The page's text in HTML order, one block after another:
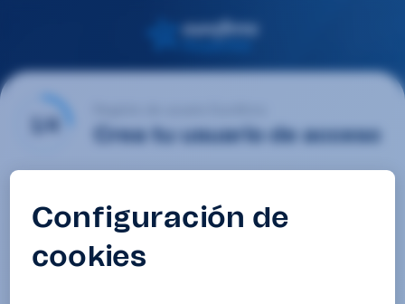
1/4 Crea tu usuario de acceso
Contraseña